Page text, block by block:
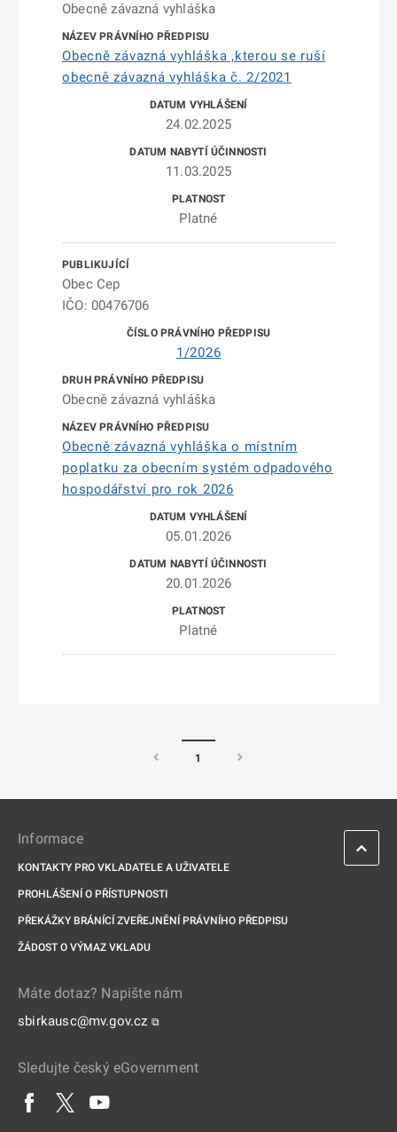
Obecně závazná vyhláška
Obecně závazná vyhláška ,kterou se ruší
obecně závazná vyhláška č. 2/2021
24.02.2025
11.03.2025
Platné
Obec Cep
IČO: 00476706
1/2026
Obecně závazná vyhláška
Obecně závazná vyhláška o místním
poplatku za obecním systém odpadového
hospodářství pro rok 2026
05.01.2026
20.01.2026
Platné
1
Informace
KONTAKTY PRO VKLADATELE A UŽIVATELE
PROHLÁŠENÍ O PŘÍSTUPNOSTI
PŘEKÁŽKY BRÁNÍCÍ ZVEŘEJNĚNÍ PRÁVNÍHO PŘEDPISU
ŽÁDOST O VÝMAZ VKLADU
Máte dotaz? Napište nám
sbirkausc@mv.gov.cz ⧉
Sledujte český eGovernment